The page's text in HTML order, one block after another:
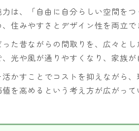
は、「自由に自分らしい空間を
住みやすさとデザイン性を両立で
た昔ながらの間取りを、広々と
光や風が通りやすくなり、家族
かすことでコストを抑えながら
を高めるという考え方が広がって